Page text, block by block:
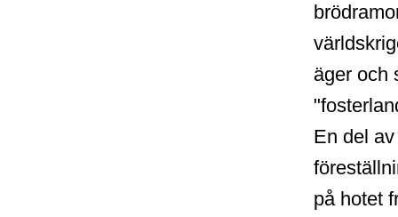
äger och
En del
på hotet